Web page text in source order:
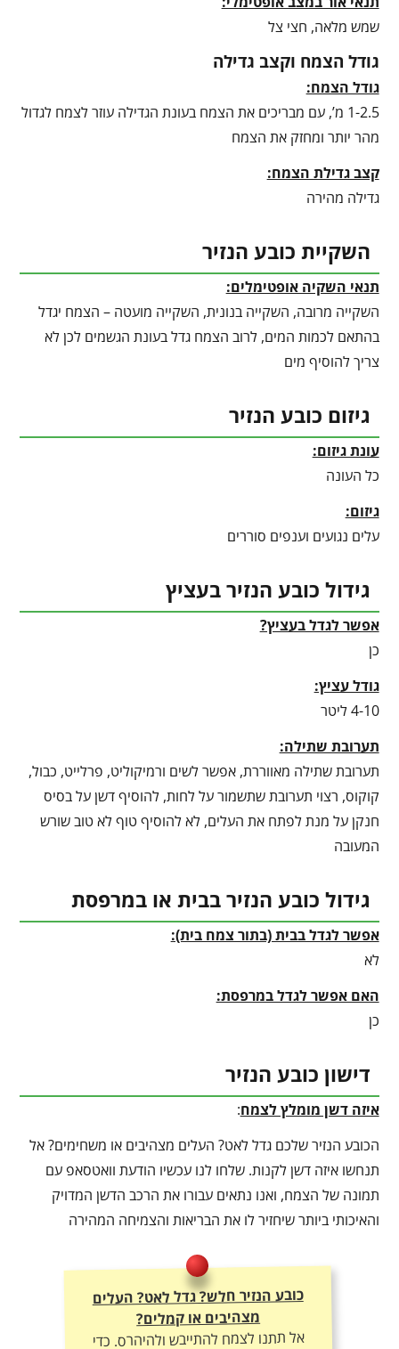
שמש מלאה, חצי צל
גודל הצמח וקצב גדילה
גודל הצמח:
1-2.5 מ’, עם מבריכים את הצמח בעונת הגדילה עוזר לצמח לגדול
מהר יותר ומחזק את הצמח
קצב גדילת הצמח:
גדילה מהירה
השקיית כובע הנזיר
תנאי השקיה אופטימלים:
השקייה מרובה, השקייה בנונית, השקייה מועטה – הצמח יגדל
בהתאם לכמות המים, לרוב הצמח גדל בעונת הגשמים לכן לא
צריך להוסיף מים
גיזום כובע הנזיר
עונת גיזום:
כל העונה
גיזום:
עלים נגועים וענפים סוררים
גידול כובע הנזיר בעציץ
אפשר לגדל בעציץ?
כן
גודל עציץ:
4-10 ליטר
תערובת שתילה:
תערובת שתילה מאווררת, אפשר לשים ורמיקוליט, פרלייט, כבול,
קוקוס, רצוי תערובת שתשמור על לחות, להוסיף דשן על בסיס
חנקן על מנת לפתח את העלים, לא להוסיף טוף לא טוב שורש
המעובה
גידול כובע הנזיר בבית או במרפסת
אפשר לגדל בבית (בתור צמח בית):
לא
האם אפשר לגדל במרפסת:
כן
דישון כובע הנזיר
איזה דשן מומלץ לצמח:
הכובע הנזיר שלכם גדל לאט? העלים מצהיבים או משחימים? אל
תנחשו איזה דשן לקנות. שלחו לנו עכשיו הודעת וואטסאפ עם
תמונה של הצמח, ואנו נתאים עבורו את הרכב הדשן המדויק
והאיכותי ביותר שיחזיר לו את הבריאות והצמיחה המהירה
כובע הנזיר חלש? גדל לאט? העלים
מצהיבים או קמלים?
אל תתנו לצמח להתייבש ולהיהרס. כדי
ליהנות מצמיחה מטורפת, יבול עשיר
ועלוקה ירוקה – חובה להתאים לו את